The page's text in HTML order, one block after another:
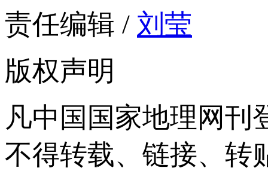
责任编辑 / 刘莹
版权声明
凡中国国家地理网刊
不得转载、链接、转